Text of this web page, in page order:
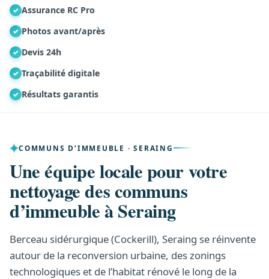
✓ Assurance RC Pro
✓ Photos avant/après
✓ Devis 24h
✓ Traçabilité digitale
✓ Résultats garantis
COMMUNS D’IMMEUBLE · SERAING
Une équipe locale pour votre
nettoyage des communs
d’immeuble à Seraing
Berceau sidérurgique (Cockerill), Seraing se réinvente
autour de la reconversion urbaine, des zonings
technologiques et de l’habitat rénové le long de la